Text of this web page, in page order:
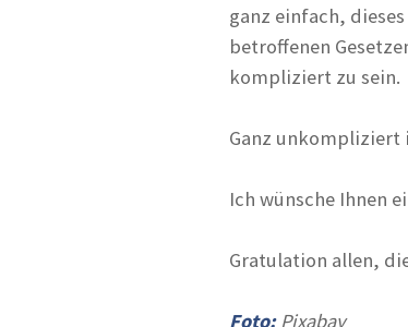
ganz einfach,
betroffenen
kompliziert zu sein.
Ganz unkompliziert
Ich wünsche Ihnen
Gratulation allen,
Foto: Pixabay